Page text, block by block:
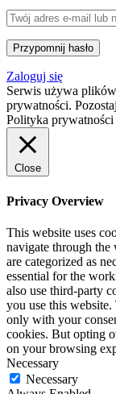
Zaloguj się
Serwis używa
prywatności.
Polityka prywatności
Close
Privacy Overview
This website uses
navigate through the
are categorized as
essential for the
also use third-party
you use this
only with your
cookies. But opting
on your browsing
Necessary
Necessary